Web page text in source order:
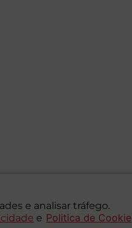
e analisar tráfego.
e Politica de Cookie